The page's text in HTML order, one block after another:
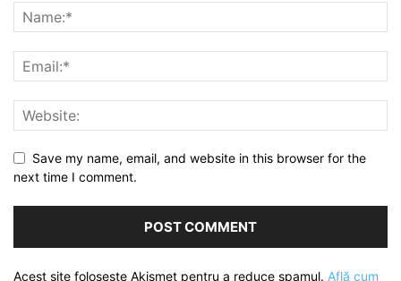
Save my name, email, and website in this browser for the
next time I comment.
Acest site folosește Akismet pentru a reduce spamul. Află cum